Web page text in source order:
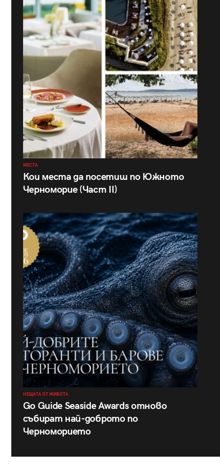
МЕСТА
Кои места да посетиш по Южното
Черноморие (Част II)
НЕЩАТА ОТ ЖИВОТА
Go Guide Seaside Awards отново
събират най-доброто по
Черноморието